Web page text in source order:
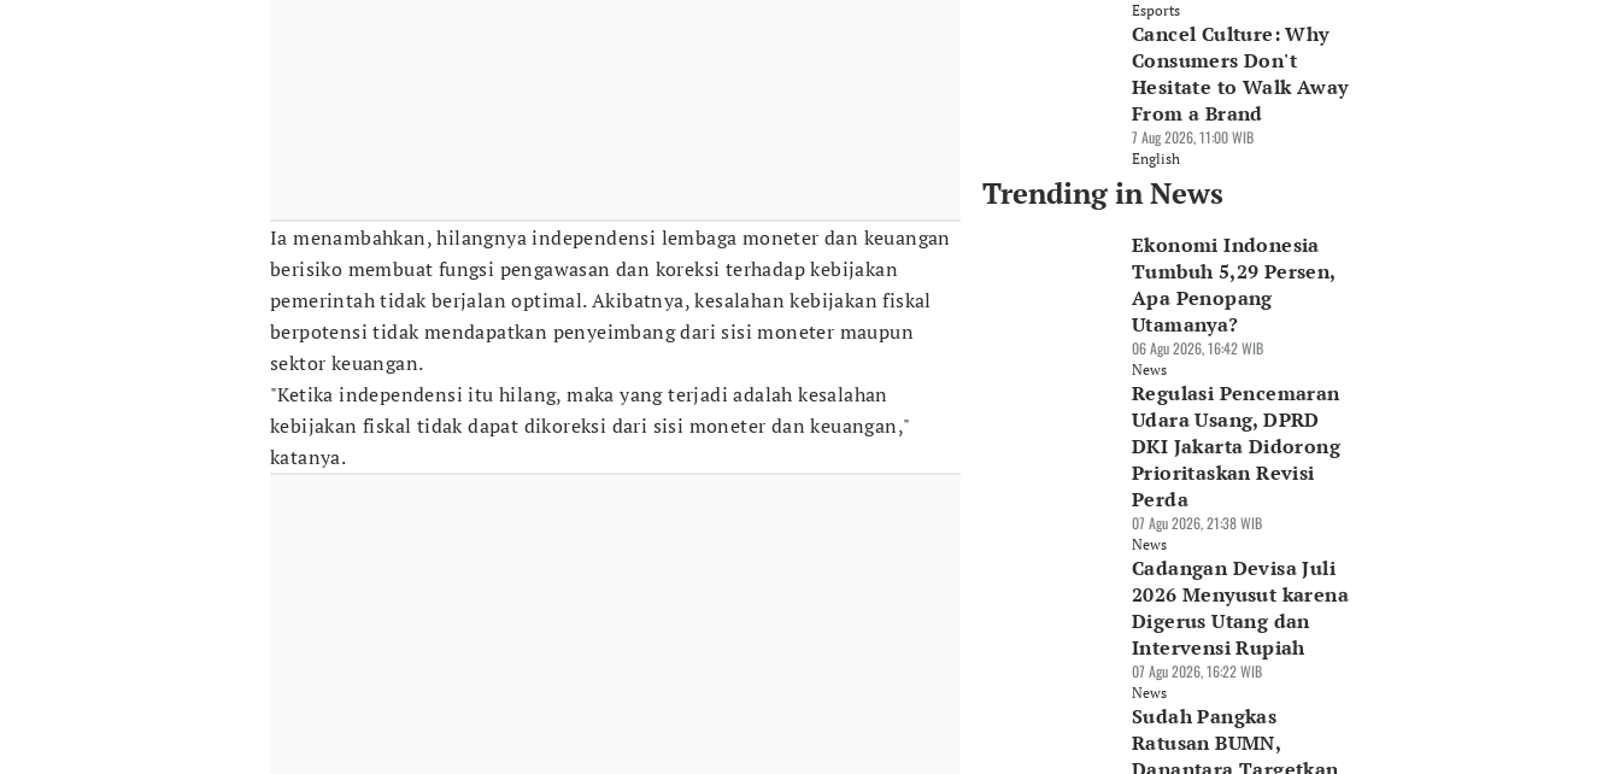
Ia menambahkan, hilangnya independensi lembaga moneter dan keuangan
berisiko membuat fungsi pengawasan dan koreksi terhadap kebijakan
pemerintah tidak berjalan optimal. Akibatnya, kesalahan kebijakan fiskal
berpotensi tidak mendapatkan penyeimbang dari sisi moneter maupun
sektor keuangan.
"Ketika independensi itu hilang, maka yang terjadi adalah kesalahan
kebijakan fiskal tidak dapat dikoreksi dari sisi moneter dan keuangan,"
katanya.
Esports
Cancel Culture: Why
Consumers Don't
Hesitate to Walk Away
From a Brand
7 Aug 2026, 11:00 WIB
English
Trending in News
Ekonomi Indonesia
Tumbuh 5,29 Persen,
Apa Penopang
Utamanya?
06 Agu 2026, 16:42 WIB
News
Regulasi Pencemaran
Udara Usang, DPRD
DKI Jakarta Didorong
Prioritaskan Revisi
Perda
07 Agu 2026, 21:38 WIB
News
Cadangan Devisa Juli
2026 Menyusut karena
Digerus Utang dan
Intervensi Rupiah
07 Agu 2026, 16:22 WIB
News
Sudah Pangkas
Ratusan BUMN,